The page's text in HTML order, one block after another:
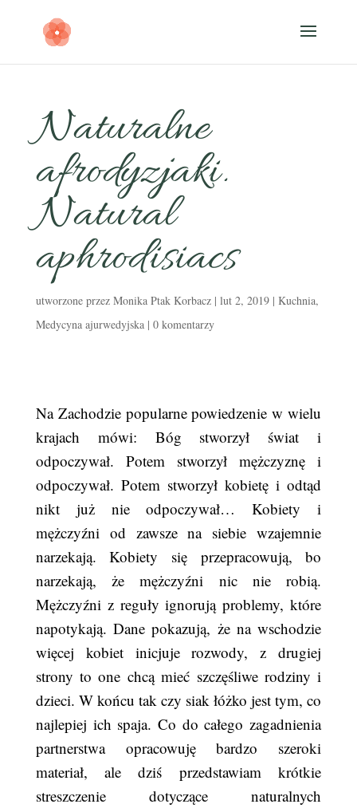
Naturalne
afrodyzjaki.
Natural
aphrodisiacs
utworzone przez Monika Ptak Korbacz| lut 2, 2019| Kuchnia,
Medycyna ajurwedyjska| 0 komentarzy
Na Zachodzie popularne powiedzenie w wielu
krajach mówi: Bóg stworzył świat i
odpoczywał. Potem stworzył mężczyznę i
odpoczywał. Potem stworzył kobietę i odtąd
nikt już nie odpoczywał… Kobiety i
mężczyźni od zawsze na siebie wzajemnie
narzekają. Kobiety się przepracowują, bo
narzekają, że mężczyźni nic nie robią.
Mężczyźni z reguły ignorują problemy, które
napotykają. Dane pokazują, że na wschodzie
więcej kobiet inicjuje rozwody, z drugiej
strony to one chcą mieć szczęśliwe rodziny i
dzieci. W końcu tak czy siak łóżko jest tym, co
najlepiej ich spaja. Co do całego zagadnienia
partnerstwa opracowuję bardzo szeroki
materiał, ale dziś przedstawiam krótkie
streszczenie dotyczące naturalnych